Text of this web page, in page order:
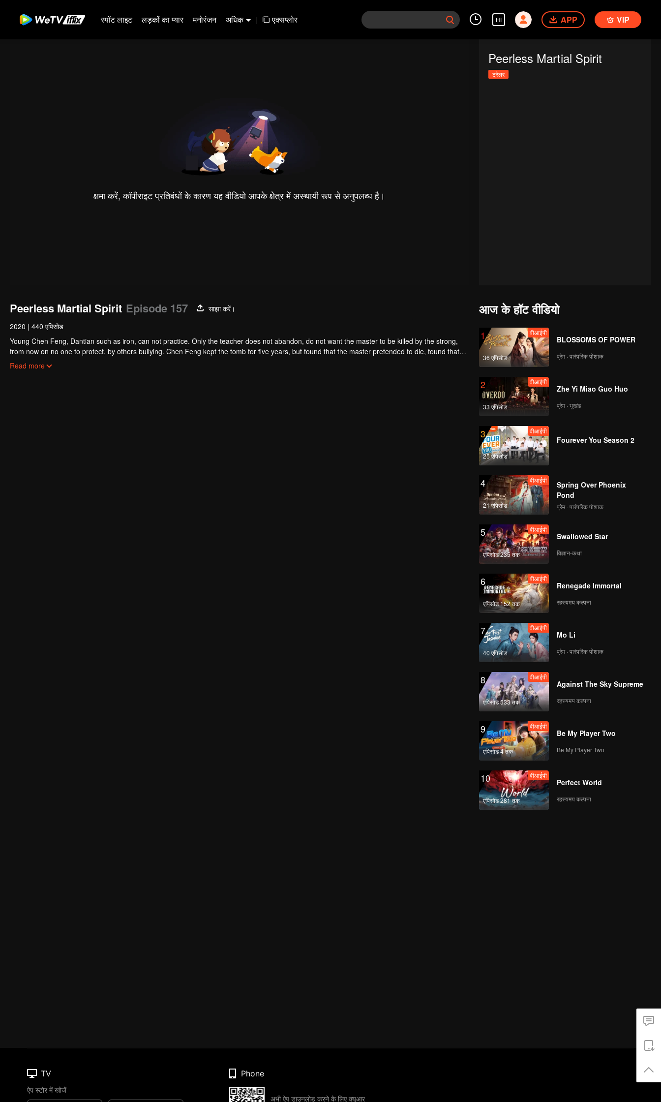
स्पॉट लाइट लड़कों का प्यार मनोरंजन अधिक | एक्सप्लोर HI APP VIP
क्षमा करें, कॉपीराइट प्रतिबंधों के कारण यह वीडियो आपके क्षेत्र में अस्थायी रूप से अनुपलब्ध है।
Peerless Martial Spirit
ट्रेलर
Peerless Martial Spirit Episode 157
साझा करें।
2020 | 440 एपिसोड
Young Chen Feng, Dantian such as iron, can not practice. Only the teacher does not abandon, do not want the master to be killed by the strong,
from now on no one to protect, by others bullying. Chen Feng kept the tomb for five years, but found that the master pretended to die, found that
the master left the supreme dragon blood, mysterious ancient tripod. From then on, Chen Feng rose up against the sky, set foot on the road to find
Read more
आज के हॉट वीडियो
1
36 एपिसोड
वीआईपी
BLOSSOMS OF POWER
प्रेम · पारंपरिक पोशाक
2
33 एपिसोड
वीआईपी
Zhe Yi Miao Guo Huo
प्रेम · भूखंड
3
25 एपिसोड
वीआईपी
Fourever You Season 2
4
21 एपिसोड
वीआईपी
Spring Over Phoenix
Pond
प्रेम · पारंपरिक पोशाक
5
एपिसोड 235 तक
वीआईपी
Swallowed Star
विज्ञान-कथा
6
एपिसोड 152 तक
वीआईपी
Renegade Immortal
रहस्यमय कल्पना
7
40 एपिसोड
वीआईपी
Mo Li
प्रेम · पारंपरिक पोशाक
8
एपिसोड 533 तक
वीआईपी
Against The Sky Supreme
रहस्यमय कल्पना
9
एपिसोड 4 तक
वीआईपी
Be My Player Two
Be My Player Two
10
एपिसोड 281 तक
वीआईपी
Perfect World
रहस्यमय कल्पना
TV
ऐप स्टोर में खोजें
Phone
अभी ऐप डाउनलोड करने के लिए क्यूआर